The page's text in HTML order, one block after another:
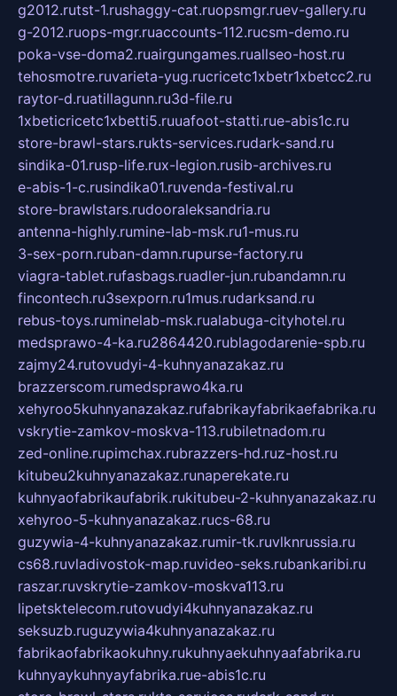
g2012.rutst-1.rushaggy-cat.ruopsmgr.ruev-gallery.ru
g-2012.ruops-mgr.ruaccounts-112.rucsm-demo.ru
poka-vse-doma2.ruairgungames.ruallseo-host.ru
tehosmotre.ruvarieta-yug.rucricetc1xbetr1xbetcc2.ru
raytor-d.ruatillagunn.ru3d-file.ru
1xbeticricetc1xbetti5.ruuafoot-statti.rue-abis1c.ru
store-brawl-stars.rukts-services.rudark-sand.ru
sindika-01.rusp-life.rux-legion.rusib-archives.ru
e-abis-1-c.rusindika01.ruvenda-festival.ru
store-brawlstars.rudooraleksandria.ru
antenna-highly.rumine-lab-msk.ru1-mus.ru
3-sex-porn.ruban-damn.rupurse-factory.ru
viagra-tablet.rufasbags.ruadler-jun.rubandamn.ru
fincontech.ru3sexporn.ru1mus.rudarksand.ru
rebus-toys.ruminelab-msk.rualabuga-cityhotel.ru
medsprawo-4-ka.ru2864420.rublagodarenie-spb.ru
zajmy24.rutovudyi-4-kuhnyanazakaz.ru
brazzerscom.rumedsprawo4ka.ru
xehyroo5kuhnyanazakaz.rufabrikayfabrikaefabrika.ru
vskrytie-zamkov-moskva-113.rubiletnadom.ru
zed-online.rupimchax.rubrazzers-hd.ruz-host.ru
kitubeu2kuhnyanazakaz.runaperekate.ru
kuhnyaofabrikaufabrik.rukitubeu-2-kuhnyanazakaz.ru
xehyroo-5-kuhnyanazakaz.rucs-68.ru
guzywia-4-kuhnyanazakaz.rumir-tk.ruvlknrussia.ru
cs68.ruvladivostok-map.ruvideo-seks.rubankaribi.ru
raszar.ruvskrytie-zamkov-moskva113.ru
lipetsktelecom.rutovudyi4kuhnyanazakaz.ru
seksuzb.ruguzywia4kuhnyanazakaz.ru
fabrikaofabrikaokuhny.rukuhnyaekuhnyaafabrika.ru
kuhnyaykuhnyayfabrika.rue-abis1c.ru